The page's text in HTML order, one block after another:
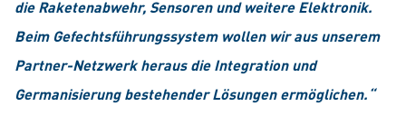
die Raketenabwehr, Sensoren und weitere Elektronik.
Beim Gefechtsführungssystem wollen wir aus unserem
Partner-Netzwerk heraus die Integration und
Germanisierung bestehender Lösungen ermöglichen.“